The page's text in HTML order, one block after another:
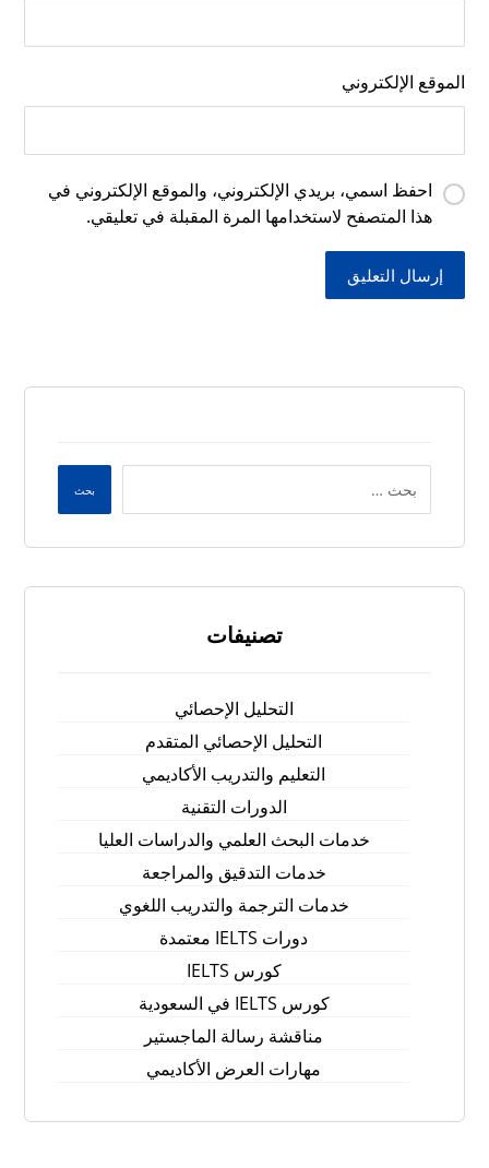
الموقع الإلكتروني
احفظ اسمي، بريدي الإلكتروني، والموقع الإلكتروني في
هذا المتصفح لاستخدامها المرة المقبلة في تعليقي.
إرسال التعليق
بحث
تصنيفات
التحليل الإحصائي
التحليل الإحصائي المتقدم
التعليم والتدريب الأكاديمي
الدورات التقنية
خدمات البحث العلمي والدراسات العليا
خدمات التدقيق والمراجعة
خدمات الترجمة والتدريب اللغوي
دورات IELTS معتمدة
كورس IELTS
كورس IELTS في السعودية
مناقشة رسالة الماجستير
مهارات العرض الأكاديمي